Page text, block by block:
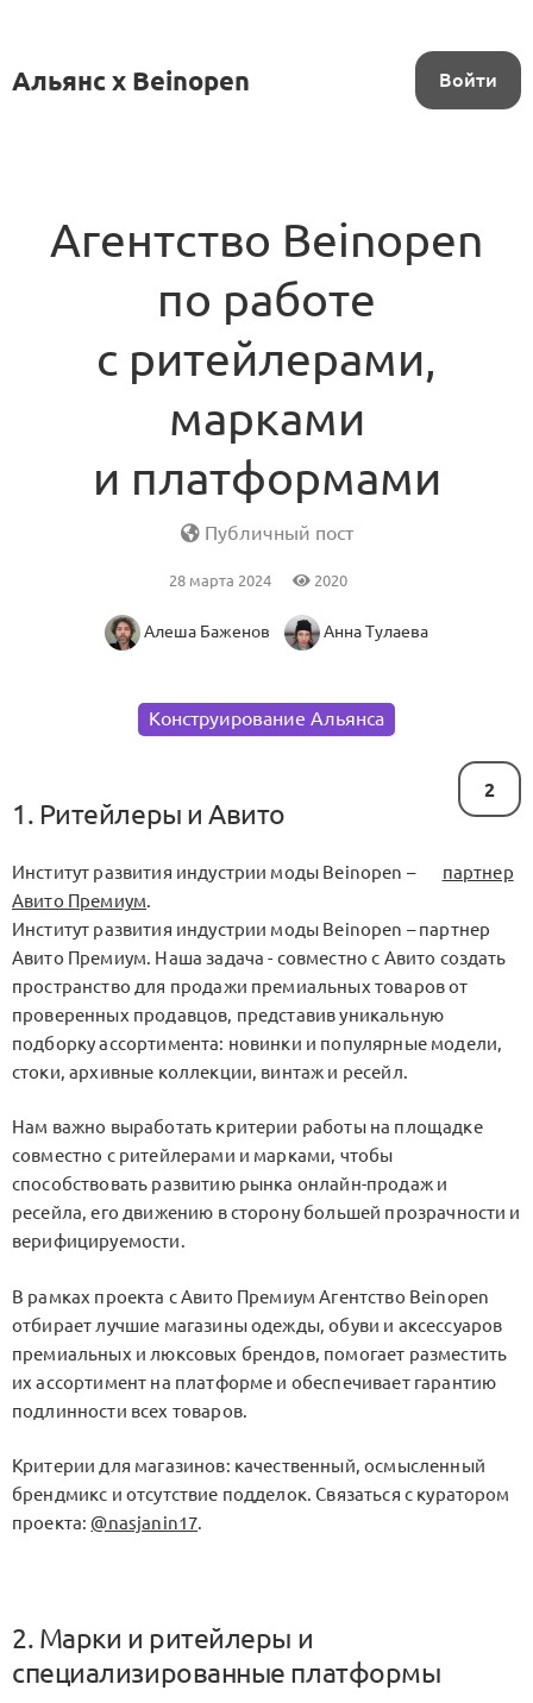
Альянс x Beinopen Войти
Агентство Beinopen
по работе
с ритейлерами,
марками
и платформами
Публичный пост
28 марта 2024 2020
Алеша Баженов Анна Тулаева
Конструирование Альянса
2
1. Ритейлеры и Авито
Институт развития индустрии моды Beinopen –
партнер
Авито Премиум.
Институт развития индустрии моды Beinopen – партнер
Авито Премиум. Наша задача - совместно с Авито создать
пространство для продажи премиальных товаров от
проверенных продавцов, представив уникальную
подборку ассортимента: новинки и популярные модели,
стоки, архивные коллекции, винтаж и ресейл.
Нам важно выработать критерии работы на площадке
совместно с ритейлерами и марками, чтобы
способствовать развитию рынка онлайн-продаж и
ресейла, его движению в сторону большей прозрачности и
верифицируемости.
В рамках проекта с Авито Премиум Агентство Beinopen
отбирает лучшие магазины одежды, обуви и аксессуаров
премиальных и люксовых брендов, помогает разместить
их ассортимент на платформе и обеспечивает гарантию
подлинности всех товаров.
Критерии для магазинов: качественный, осмысленный
брендмикс и отсутствие подделок. Связаться с куратором
проекта: @nasjanin17.
2. Марки и ритейлеры и
специализированные платформы